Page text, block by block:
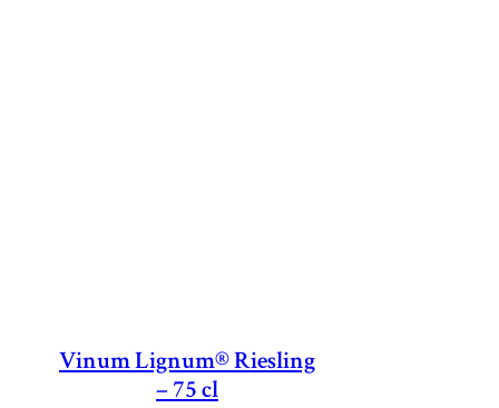
Vinum Lignum® Riesling
– 75 cl